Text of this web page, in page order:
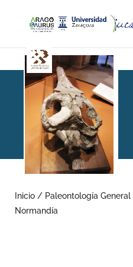
Inicio / Paleontología General
Normandía